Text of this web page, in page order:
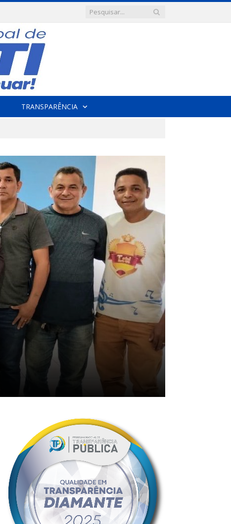
TRANSPARÊNCIA